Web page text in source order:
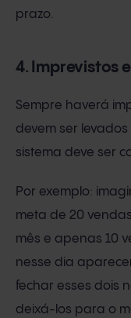
prazo.
4. Imprevistos
Sempre haverá
devem ser
sistema deve ser
Por exemplo:
meta de 20
mês e apenas 10
nesse dia
fechar esses dois
deixá-los para o